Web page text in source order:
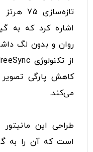
اشاره کرد که به
روان و بدون لگ
کاهش پارگی تصویر
می‌کند.
طراحی این
است که آن را به